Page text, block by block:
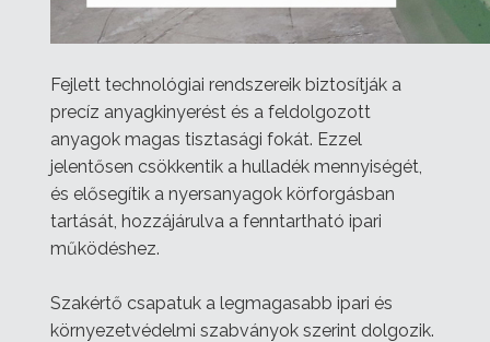
Fejlett technológiai rendszereik biztosítják a
precíz anyagkinyerést és a feldolgozott
anyagok magas tisztasági fokát. Ezzel
jelentősen csökkentik a hulladék mennyiségét,
és elősegítik a nyersanyagok körforgásban
tartását, hozzájárulva a fenntartható ipari
működéshez.
Szakértő csapatuk a legmagasabb ipari és
környezetvédelmi szabványok szerint dolgozik.